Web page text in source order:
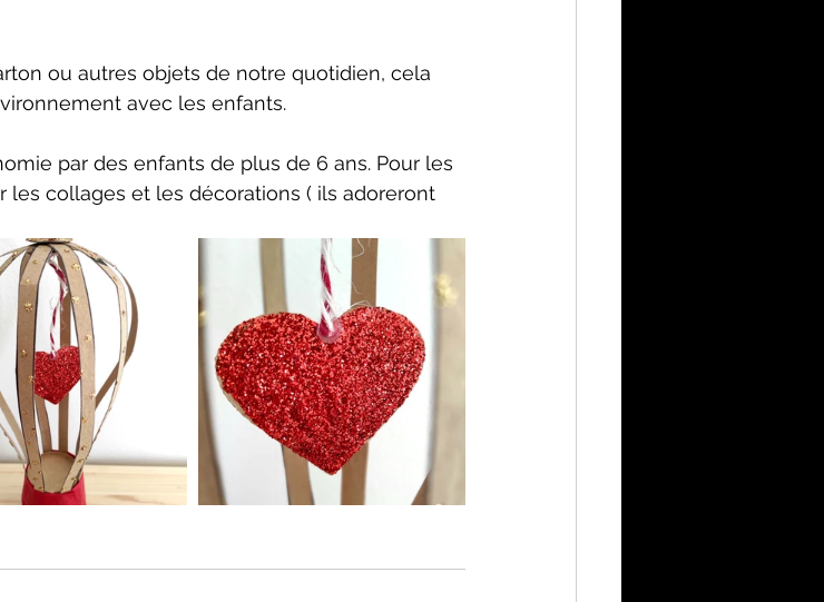
ou autres objets de notre quotidien, cela
avec les enfants.
par des enfants de plus de 6 ans. Pour les
les collages et les décorations ( ils adoreront